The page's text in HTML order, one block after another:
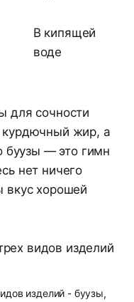
В кипящей
воде
для сочности
курдючный жир, а
буузы — это гимн
нет ничего
вкус хорошей
изделий - буузы,